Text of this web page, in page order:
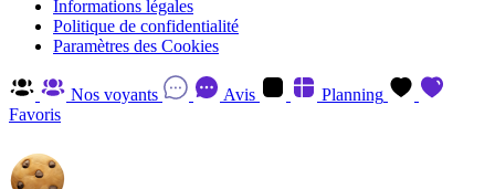
Informations légales
Politique de confidentialité
Paramètres des Cookies
Nos voyants Avis
Planning
Favoris